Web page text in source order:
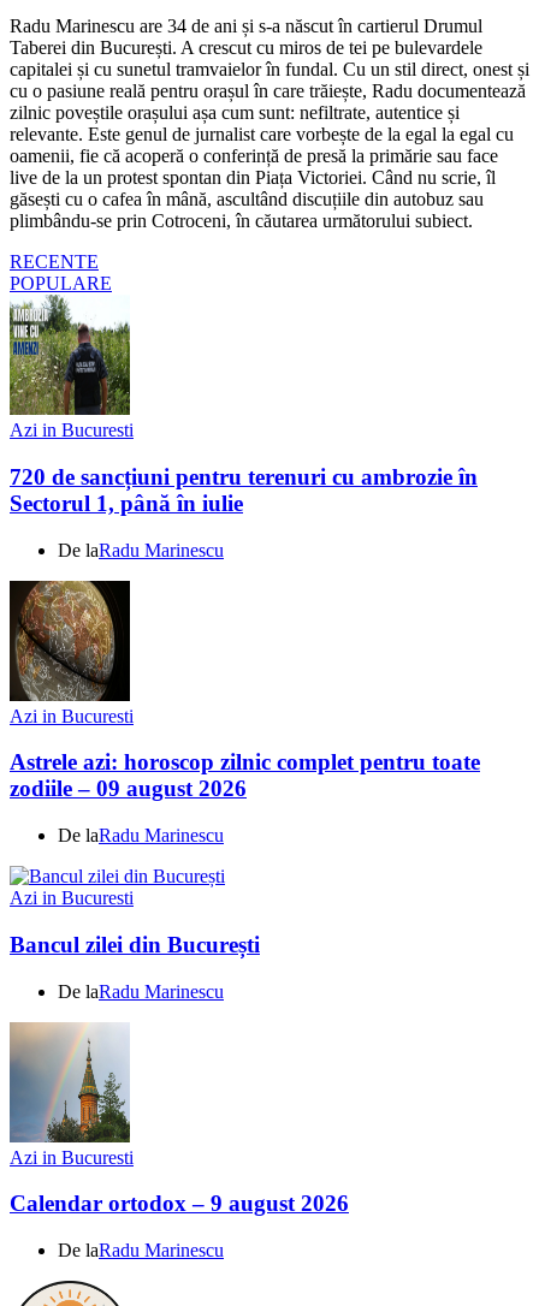
Radu Marinescu are 34 de ani și s-a născut în cartierul Drumul
Taberei din București. A crescut cu miros de tei pe bulevardele
capitalei și cu sunetul tramvaielor în fundal. Cu un stil direct, onest și
cu o pasiune reală pentru orașul în care trăiește, Radu documentează
zilnic poveștile orașului așa cum sunt: nefiltrate, autentice și
relevante. Este genul de jurnalist care vorbește de la egal la egal cu
oamenii, fie că acoperă o conferință de presă la primărie sau face
live de la un protest spontan din Piața Victoriei. Când nu scrie, îl
găsești cu o cafea în mână, ascultând discuțiile din autobuz sau
plimbându-se prin Cotroceni, în căutarea următorului subiect.
RECENTE
POPULARE
Azi in Bucuresti
720 de sancțiuni pentru terenuri cu ambrozie în
Sectorul 1, până în iulie
De laRadu Marinescu
Azi in Bucuresti
Astrele azi: horoscop zilnic complet pentru toate
zodiile – 09 august 2026
De laRadu Marinescu
Azi in Bucuresti
Bancul zilei din București
De laRadu Marinescu
Azi in Bucuresti
Calendar ortodox – 9 august 2026
De laRadu Marinescu